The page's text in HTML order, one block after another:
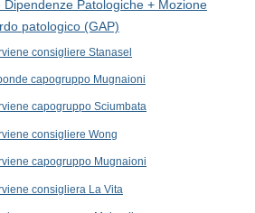
Patologiche + Mozione
patologico (GAP)
consigliere Stanasel
capogruppo Mugnaioni
capogruppo Sciumbata
consigliere Wong
capogruppo Mugnaioni
consigliera La Vita